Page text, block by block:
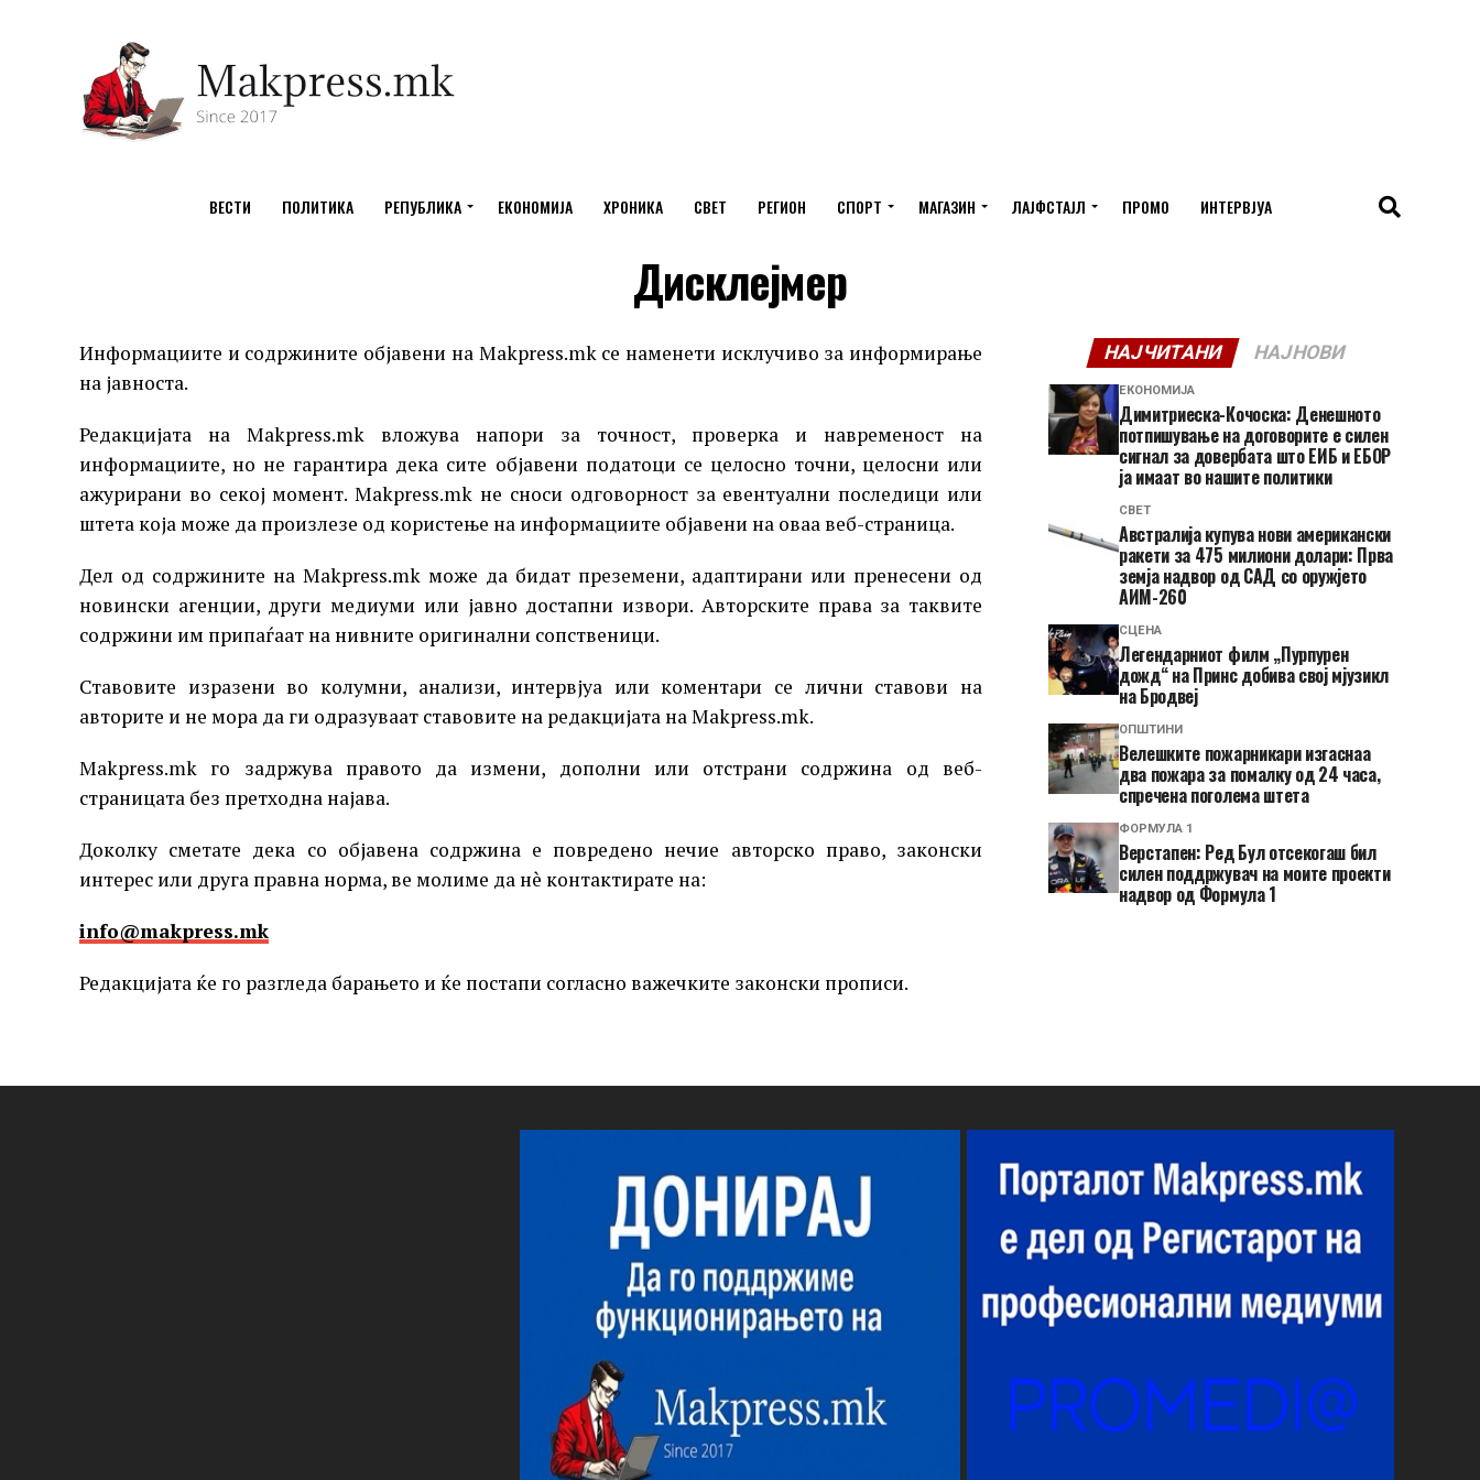
ВЕСТИ ПОЛИТИКА РЕПУБЛИКА ЕКОНОМИЈА ХРОНИКА СВЕТ РЕГИОН СПОРТ МАГАЗИН ЛАЈФСТАЈЛ ПРОМО ИНТЕРВЈУА
Дисклејмер
Информациите и содржините објавени на Makpress.mk се наменети исклучиво за информирање
на јавноста.
Редакцијата на Makpress.mk вложува напори за точност, проверка и навременост на
информациите, но не гарантира дека сите објавени податоци се целосно точни, целосни или
ажурирани во секој момент. Makpress.mk не сноси одговорност за евентуални последици или
штета која може да произлезе од користење на информациите објавени на оваа веб-страница.
Дел од содржините на Makpress.mk може да бидат преземени, адаптирани или пренесени од
новински агенции, други медиуми или јавно достапни извори. Авторските права за таквите
содржини им припаѓаат на нивните оригинални сопственици.
Ставовите изразени во колумни, анализи, интервјуа или коментари се лични ставови на
авторите и не мора да ги одразуваат ставовите на редакцијата на Makpress.mk.
Makpress.mk го задржува правото да измени, дополни или отстрани содржина од веб-
страницата без претходна најава.
Доколку сметате дека со објавена содржина е повредено нечие авторско право, законски
интерес или другa правнa норма, ве молиме да нè контактирате на:
info@makpress.mk
Редакцијата ќе го разгледа барањето и ќе постапи согласно важечките законски прописи.
НАЈЧИТАНИ НАЈНОВИ
ЕКОНОМИЈА
Димитриеска-Кочоска: Денешното
потпишување на договорите е силен
сигнал за довербата што ЕИБ и ЕБОР
ја имаат во нашите политики
СВЕТ
Австралија купува нови американски
ракети за 475 милиони долари: Прва
земја надвор од САД со оружјето
АИМ-260
СЦЕНА
Легендарниот филм „Пурпурен
дожд“ на Принс добива свој мјузикл
на Бродвеј
ОПШТИНИ
Велешките пожарникари изгаснаа
два пожара за помалку од 24 часа,
спречена поголема штета
ФОРМУЛА 1
Верстапен: Ред Бул отсекогаш бил
силен поддржувач на моите проекти
надвор од Формула 1